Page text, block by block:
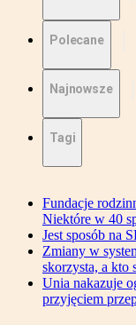
Polecane
Najnowsze
Tagi
Fundacje
Niektóre w 40
Jest sposób na
Zmiany w
skorzysta, a kto
Unia nakazuje
przyjęciem